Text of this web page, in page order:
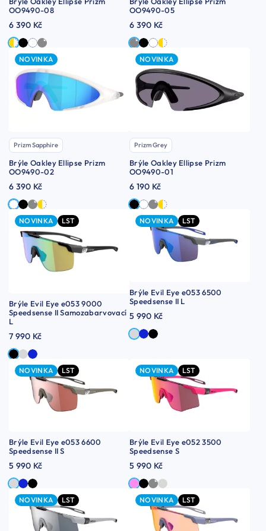
OO9490-08
6 390 Kč
OO9490-05
6 390 Kč
NOVINKA
Prizm Sapphire
Brýle Oakley Ellipse Prizm
OO9490-02
6 390 Kč
NOVINKA
Prizm Grey
Brýle Oakley Ellipse Prizm
OO9490-01
6 190 Kč
NOVINKA LST
Brýle Evil Eye e053 9000
Speedsense II Samozabarvovací
L
7 990 Kč
NOVINKA LST
Brýle Evil Eye e053 6500
Speedsense II L
5 990 Kč
NOVINKA LST
Brýle Evil Eye e053 6600
Speedsense II S
5 990 Kč
NOVINKA LST
Brýle Evil Eye e052 3500
Speedsense S
5 990 Kč
NOVINKA LST NOVINKA LST